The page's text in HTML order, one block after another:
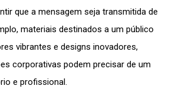
que a mensagem seja transmitida de
materiais destinados a um público
vibrantes e designs inovadores,
corporativas podem precisar de um
e profissional.